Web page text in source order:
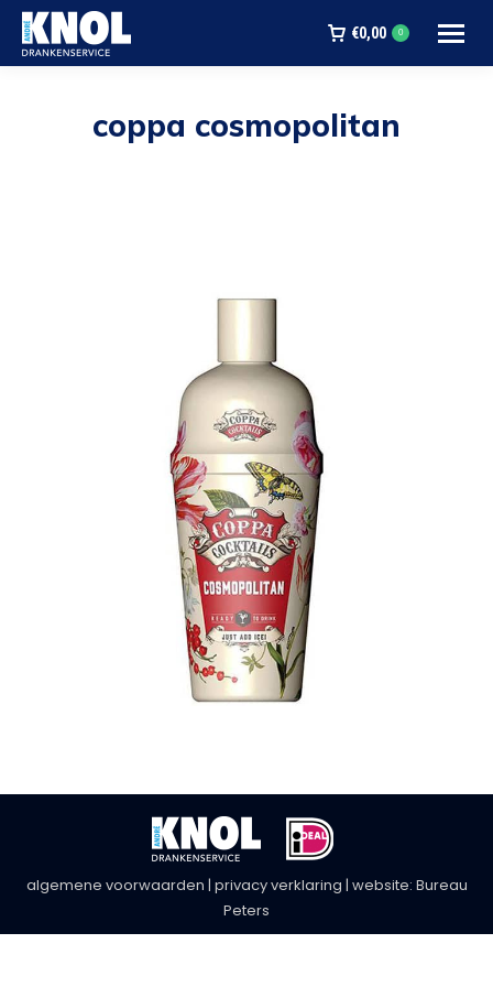
€0,00 0
coppa cosmopolitan
algemene voorwaarden | privacy verklaring | website: Bureau
Peters